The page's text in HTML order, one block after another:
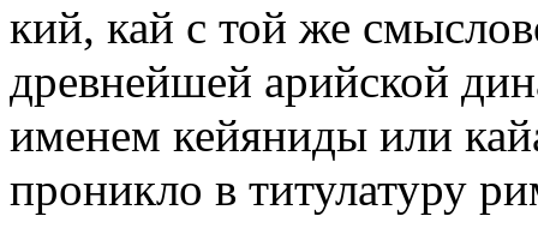
кий, кай с той же
древнейшей арийской
именем кейяниды или
проникло в титулатуру